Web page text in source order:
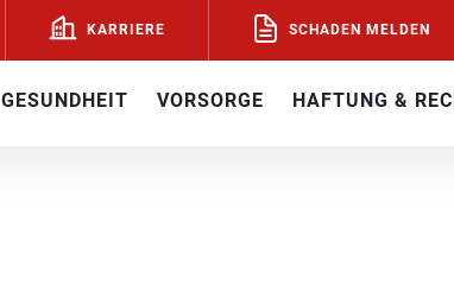
KARRIERE SCHADEN MELDEN
GESUNDHEIT VORSORGE HAFTUNG &